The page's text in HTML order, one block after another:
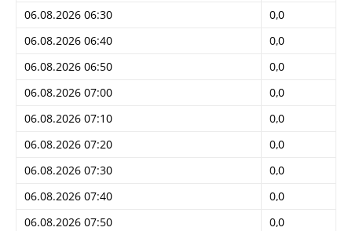
06.08.2026 06:30
0,0
06.08.2026 06:40
0,0
06.08.2026 06:50
0,0
06.08.2026 07:00
0,0
06.08.2026 07:10
0,0
06.08.2026 07:20
0,0
06.08.2026 07:30
0,0
06.08.2026 07:40
0,0
06.08.2026 07:50
0,0